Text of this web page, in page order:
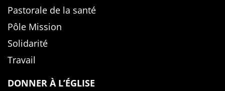
Pastorale de la santé
Pôle Mission
Solidarité
Travail
DONNER À L’ÉGLISE